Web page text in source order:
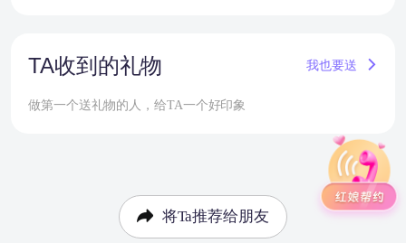
TA收到的礼物 我也要送
做第一个送礼物的人，给TA一个好印象
将Ta推荐给朋友